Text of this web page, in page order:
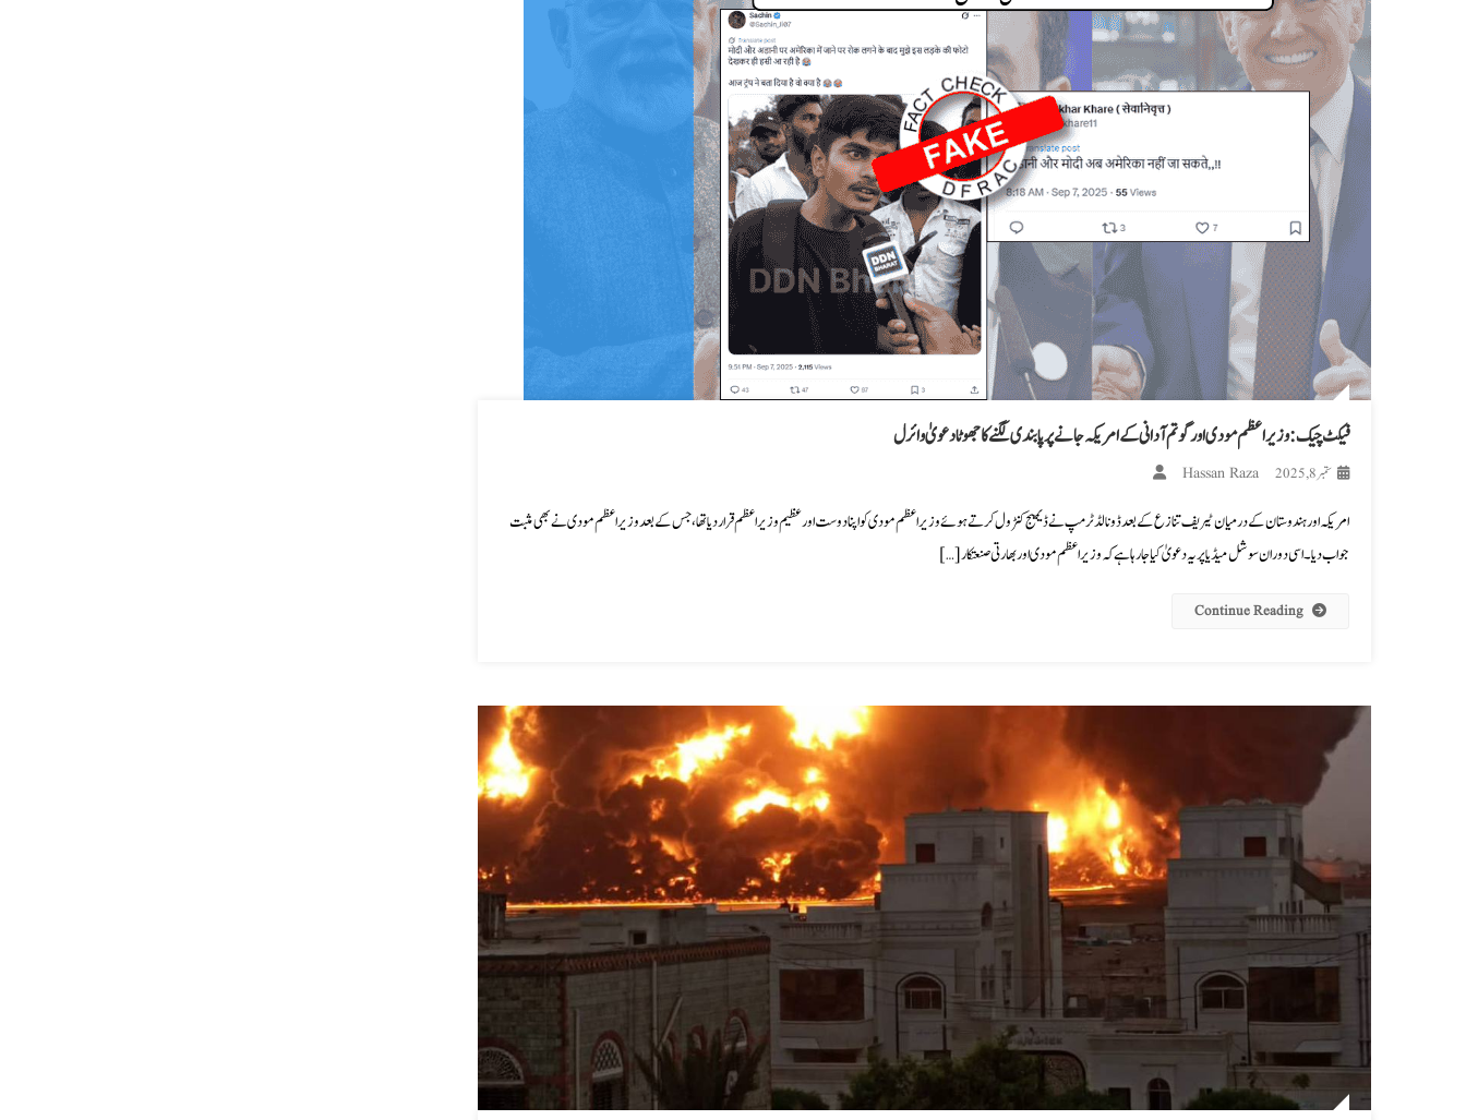
فیکٹ چیک: وزیراعظم مودی اور گوتم آدانی کے امریکہ جانے پر پابندی لگنے کا جھوٹا دعویٰ وائرل
ستمبر 8, 2025 Hassan Raza
امریکہ اور ہندوستان کے درمیان ٹیریف تنازع کے بعد ڈونالڈ ٹرمپ نے ڈیمیج کنٹرول کرتے ہوئے وزیراعظم مودی کو اپنا دوست اور عظیم وزیر اعظم قرار دیا تھا، جس کے بعد وزیراعظم مودی نے بھی مثبت
جواب دیا۔ اسی دوران سوشل میڈیا پر یہ دعویٰ کیا جا رہا ہے کہ وزیراعظم مودی اور بھارتی صنعتکار […]
Continue Reading